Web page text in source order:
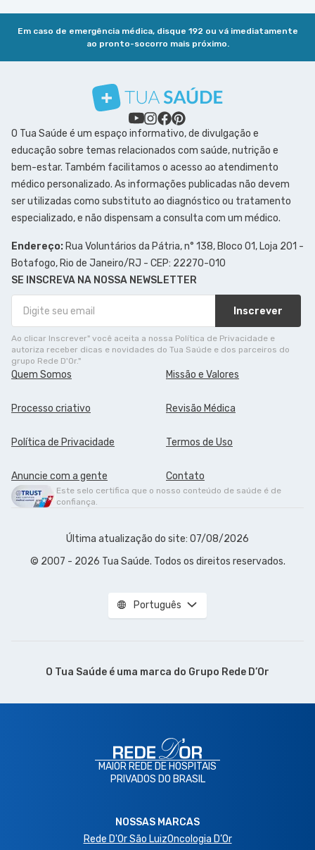
Em caso de emergência médica, disque 192 ou vá imediatamente
ao pronto-socorro mais próximo.
O Tua Saúde é um espaço informativo, de divulgação e
educação sobre temas relacionados com saúde, nutrição e
bem-estar. Também facilitamos o acesso ao atendimento
médico personalizado. As informações publicadas não devem
ser utilizadas como substituto ao diagnóstico ou tratamento
especializado, e não dispensam a consulta com um médico.
Endereço: Rua Voluntários da Pátria, n° 138, Bloco 01, Loja 201 -
Botafogo, Rio de Janeiro/RJ - CEP: 22270-010
SE INSCREVA NA NOSSA NEWSLETTER
Inscrever
Ao clicar Inscrever" você aceita a nossa Política de Privacidade e
autoriza receber dicas e novidades do Tua Saúde e dos parceiros do
grupo Rede D'Or."
Quem Somos Missão e Valores
Processo criativo Revisão Médica
Política de Privacidade Termos de Uso
Anuncie com a gente Contato
Este selo certifica que o nosso conteúdo de saúde é de
confiança.
Última atualização do site: 07/08/2026
© 2007 - 2026 Tua Saúde. Todos os direitos reservados.
Português
O Tua Saúde é uma marca do Grupo Rede D’Or
MAIOR REDE DE HOSPITAIS
PRIVADOS DO BRASIL
NOSSAS MARCAS
Rede D'Or São LuizOncologia D’Or